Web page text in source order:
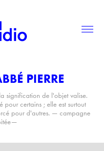
PIERRE
signification de l'objet valise.
certains ; elle est surtout
pour d'autres. — campagne